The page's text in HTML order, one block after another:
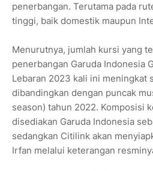
penerbangan. Terutama pada
tinggi, baik domestik maupun
Menurutnya, jumlah kursi yang
penerbangan Garuda Indonesia
Lebaran 2023 kali ini meningkat
dibandingkan dengan puncak
season) tahun 2022. Komposisi
disediakan Garuda Indonesia
sedangkan Citilink akan
Irfan melalui keterangan